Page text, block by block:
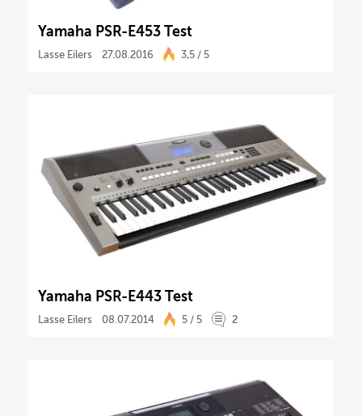
Yamaha PSR-E453 Test
Lasse Eilers 27.08.2016 3,5 / 5
Yamaha PSR-E443 Test
Lasse Eilers 08.07.2014 5 / 5 2